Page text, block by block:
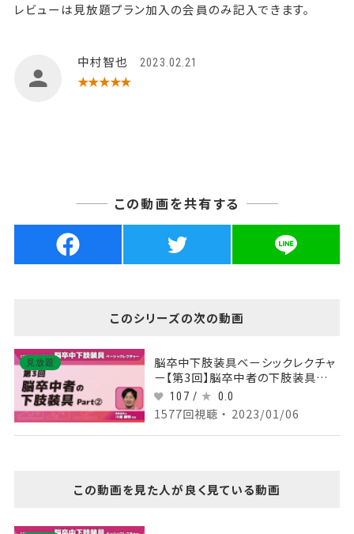
レビューは見放題プラン加入の会員のみ記入できます。
中村智也 2023.02.21
★★★★★
この動画を共有する
このシリーズの次の動画
見放題
脳卒中下肢装具ベーシックレクチャ
ー【第3回】脳卒中者の下肢装具
Part②
107 / 0.0
1577回視聴 ・ 2023/01/06
この動画を見た人が良く見ている動画